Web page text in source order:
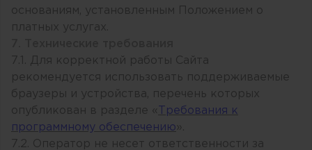
основаниям, установленным Положением о
платных услугах.
7.1. Для корректной работы Сайта
рекомендуется использовать поддерживаемые
браузеры и устройства, перечень которых
опубликован в разделе «
Требования к
программному обеспечению ».
7.2. Оператор не несет ответственности за